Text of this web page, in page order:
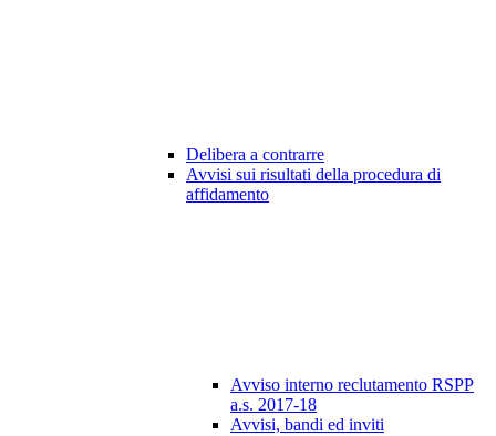
Delibera a contrarre
Avvisi sui risultati della procedura di
affidamento
Avviso interno reclutamento RSPP
a.s. 2017-18
Avvisi, bandi ed inviti